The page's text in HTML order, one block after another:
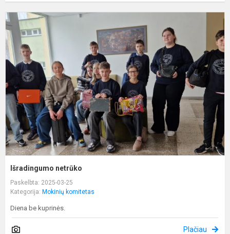
Išradingumo netrūko
Paskelbta: 2025-03-25
Kategorija: Mokinių komitetas
Diena be kuprinės.
Plačiau